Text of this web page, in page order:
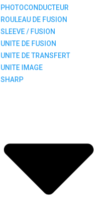
PHOTOCONDUCTEUR
ROULEAU DE FUSION
SLEEVE / FUSION
UNITE DE FUSION
UNITE DE TRANSFERT
UNITE IMAGE
SHARP